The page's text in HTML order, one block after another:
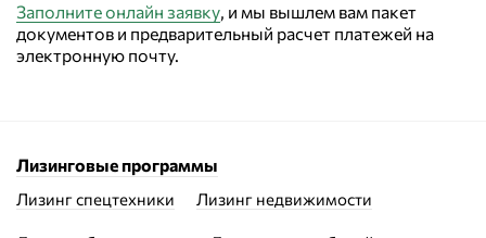
Заполните онлайн заявку, и мы вышлем вам пакет
документов и предварительный расчет платежей на
электронную почту.
Лизинговые программы
Лизинг спецтехники Лизинг недвижимости